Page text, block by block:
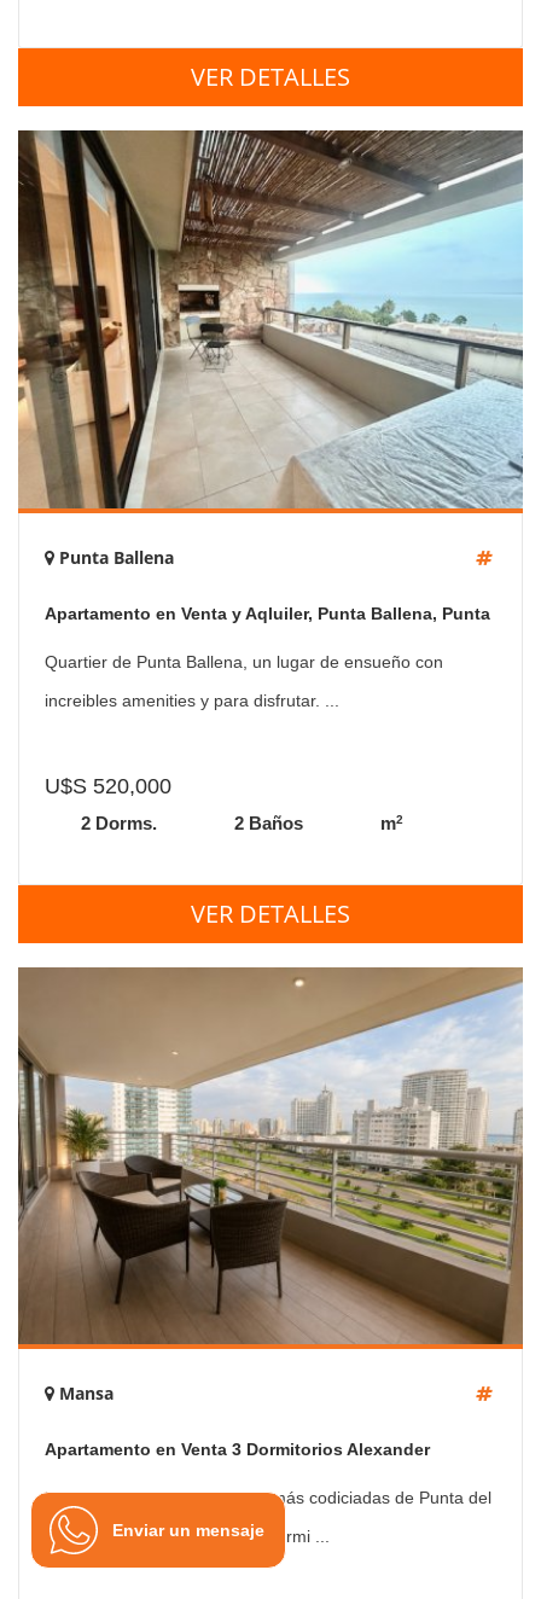
VER DETALLES
Punta Ballena
Apartamento en Venta y Aqluiler, Punta Ballena, Punta
Ballena, 2 Dormitorios.
Quartier de Punta Ballena, un lugar de ensueño con
increibles amenities y para disfrutar. ...
U$S 520,000
2 Dorms. 2 Baños m2
VER DETALLES
Mansa
Apartamento en Venta 3 Dormitorios Alexander
Boulevard
Ubicado en una de las zonas más codiciadas de Punta del
Este, este apartamento de 3 dormi ...
Enviar un mensaje